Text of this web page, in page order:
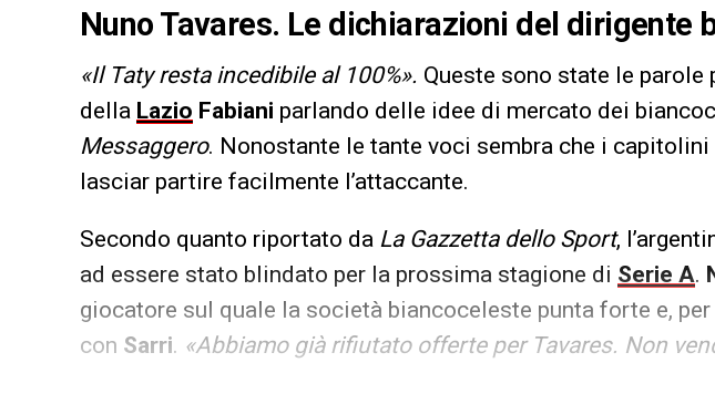
Nuno Tavares. Le dichiarazioni del dirigente
«Il Taty resta incedibile al 100%». Queste sono state le parole
della Lazio Fabiani parlando delle idee di mercato dei
Messaggero. Nonostante le tante voci sembra che i
lasciar partire facilmente l’attaccante.
Secondo quanto riportato da La Gazzetta dello Sport,
ad essere stato blindato per la prossima stagione di Serie A.
giocatore sul quale la società biancoceleste punta forte e,
con Sarri. «Abbiamo già rifiutato offerte per Tavares. Non